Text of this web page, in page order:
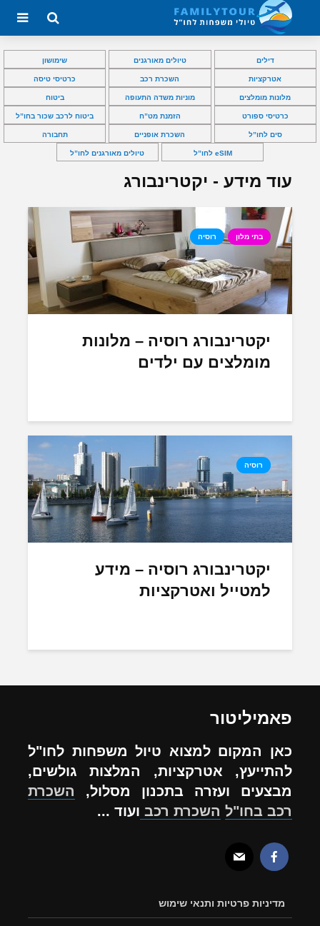
דילים טיולים מאורגנים שימושון
אטרקציות השכרת רכב כרטיסי טיסה
מלונות מומלצים מוניות משדה התעופה ביטוח
כרטיסי ספורט הזמנת מט”ח ביטוח לרכב שכור בחו”ל
סים לחו”ל השכרת אופניים תחבורה
eSIM לחו”ל טיולים מאורגנים לחו”ל
עוד מידע - יקטרינבורג
בתי מלון רוסיה
יקטרינבורג רוסיה – מלונות
מומלצים עם ילדים
רוסיה
יקטרינבורג רוסיה – מידע
למטייל ואטרקציות
פאמיליטור
כאן המקום למצוא טיול משפחות לחו"ל
להתייעץ, אטרקציות, המלצות גולשים,
מבצעים ועזרה בתכנון מסלול, השכרת
רכב בחו"ל השכרת רכב ועוד ...
מדיניות פרטיות ותנאי שימוש